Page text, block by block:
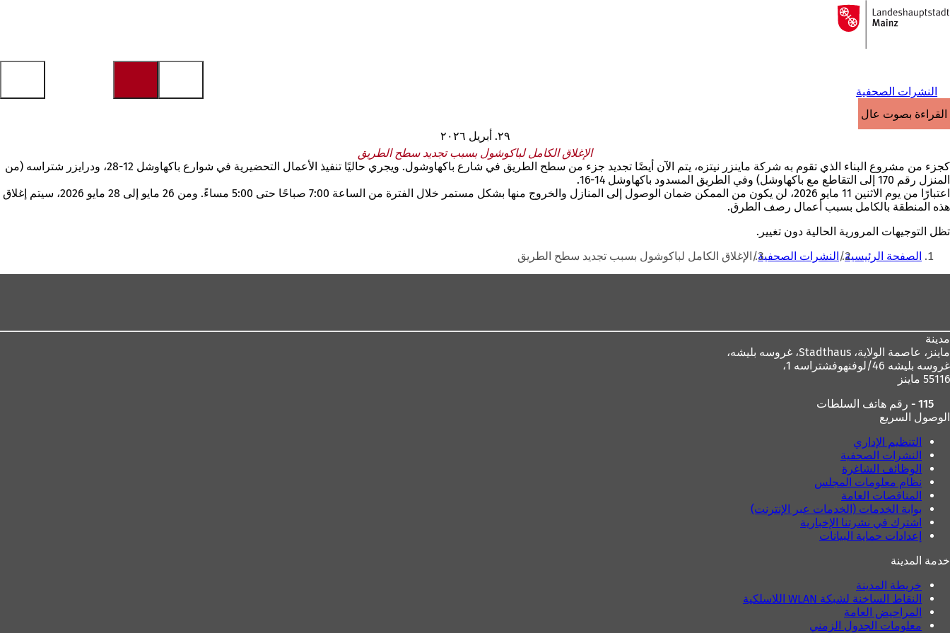
الانتقال إلى المحتوى
إلى
الصفحة
النشرات الصحفية
القراءة بصوت عالٍ
٢٩. أبريل ٢٠٢٦
الإغلاق الكامل لباكوشول بسبب تجديد سطح الطريق
كجزء من مشروع البناء الذي تقوم به شركة ماينزر نيتزه، يتم الآن أيضًا تجديد جزء من سطح الطريق في شارع باكهاوشول. ويجري حاليًا تنفيذ الأعمال التحضيرية في شوارع باكهاوشل 12-28، ودرايزر شتراسه (من
المنزل رقم 170 إلى التقاطع مع باكهاوشل) وفي الطريق المسدود باكهاوشل 14-16.
اعتبارًا من يوم الاثنين 11 مايو 2026، لن يكون من الممكن ضمان الوصول إلى المنازل والخروج منها بشكل مستمر خلال الفترة من الساعة 7:00 صباحًا حتى 5:00 مساءً. ومن 26 مايو إلى 28 مايو 2026، سيتم إغلاق
هذه المنطقة بالكامل بسبب أعمال رصف الطرق.
تظل التوجيهات المرورية الحالية دون تغيير.
أنت
الصفحة الرئيسية النشرات الصحفية الإغلاق الكامل لباكوشول بسبب تجديد سطح الطريق
مدينة
ماينز، عاصمة الولاية،
غروسه بليشه 46/لوفنهوفشتراسه 1،
55116 ماينز
115 - رقم هاتف السلطات
الوصول السريع
التنظيم الإداري
النشرات الصحفية
الوظائف الشاغرة
نظام معلومات المجلس
المناقصات العامة
بوابة الخدمات (الخدمات عبر الإنترنت)
اشترك في نشرتنا الإخبارية
إعدادات حماية البيانات
خدمة المدينة
خريطة المدينة
النقاط الساخنة لشبكة WLAN اللاسلكية
المراحيض العامة
معلومات الجدول الزمني